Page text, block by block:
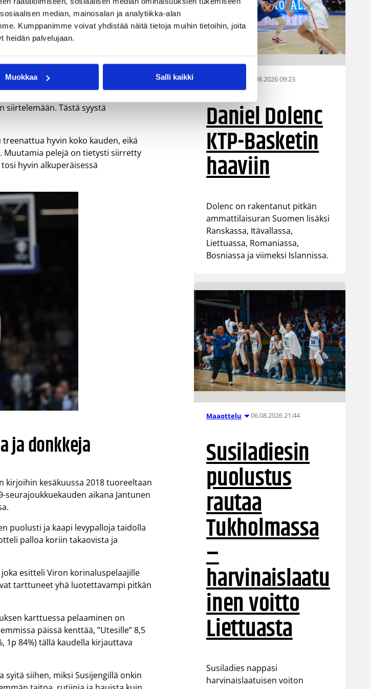
median, mainosalan ja analytiikka-alan
Kumppanimme voivat yhdistää näitä tietoja muihin tietoihin, joita
heidän palvelujaan.
Muokkaa Salli kaikki
puolestaan oli jo ennen joulua
jengissä. Marraskuussa
tietysti vähän harmittelivat, kun
ja tahtoivat, että edustan maatani,
maan urheilusarjat ovat
Tästä syystä
hyvin koko kauden, eikä
Muutamia pelejä on tietysti siirretty
hyvin alkuperäisessä
ja donkkeja
kirjoihin kesäkuussa 2018 tuoreeltaan
seurajoukkuekauden aikana Jantunen
puolusti ja kaapi levypalloja taidolla
palloa koriin takaovista ja
esitteli Viron korinaluspelaajille
tarttuneet yhä luotettavampi pitkän
karttuessa pelaaminen on
päissä kenttää, ”Utesille” 8,5
1p 84%) tällä kaudella kirjauttava
syitä siihen, miksi Susijengillä onkin
07.08.2026 09:23
Daniel Dolenc
KTP-Basketin
haaviin
Dolenc on rakentanut pitkän
ammattilaisuran Suomen lisäksi
Ranskassa, Itävallassa,
Liettuassa, Romaniassa,
Bosniassa ja viimeksi Islannissa.
Maaottelu 06.08.2026 21:44
Susiladiesin
puolustus
rautaa
Tukholmassa
–
harvinaislaatu
inen voitto
Liettuasta
Susiladies nappasi
harvinaislaatuisen voiton